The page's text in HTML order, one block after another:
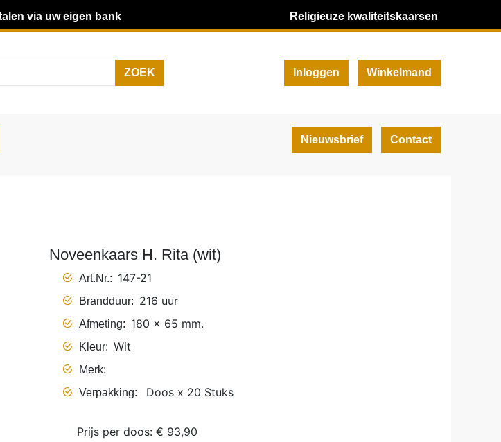
via uw eigen bank Religieuze kwaliteitskaarsen
Inloggen Winkelmand
Nieuwsbrief Contact
Noveenkaars H. Rita (wit)
Art.Nr. 147-21
Brandduur 216 uur
Afmeting 180 x 65 mm.
Kleur Wit
Merk
Verpakking
Doos x 20 Stuks
Prijs per doos: € 93,90